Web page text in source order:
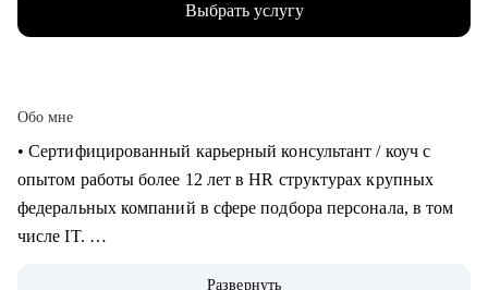
Выбрать услугу
Обо мне
• Сертифицированный карьерный консультант / коуч с
опытом работы более 12 лет в HR структурах крупных
федеральных компаний в сфере подбора персонала, в том
числе IT.
Развернуть